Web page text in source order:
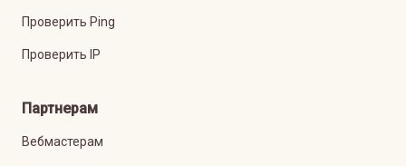
Проверить Ping
Проверить IP
Партнерам
Вебмастерам